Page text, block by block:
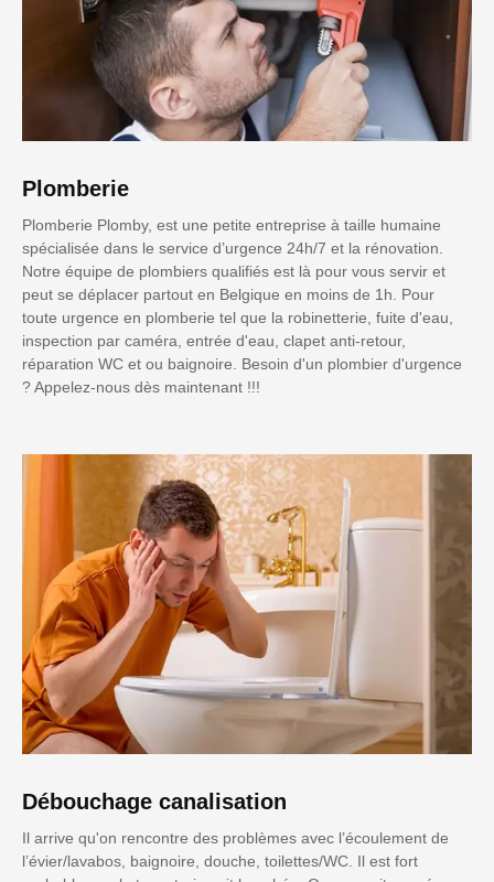
Plomberie
Plomberie Plomby, est une petite entreprise à taille humaine
spécialisée dans le service d’urgence 24h/7 et la rénovation.
Notre équipe de plombiers qualifiés est là pour vous servir et
peut se déplacer partout en Belgique en moins de 1h. Pour
toute urgence en plomberie tel que la robinetterie, fuite d'eau,
inspection par caméra, entrée d'eau, clapet anti-retour,
réparation WC et ou baignoire. Besoin d'un plombier d'urgence
? Appelez-nous dès maintenant !!!
Débouchage canalisation
Il arrive qu'on rencontre des problèmes avec l’écoulement de
l’évier/lavabos, baignoire, douche, toilettes/WC. Il est fort